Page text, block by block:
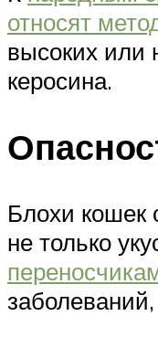
относят
высоких или
керосина.
Блохи кошек
не только